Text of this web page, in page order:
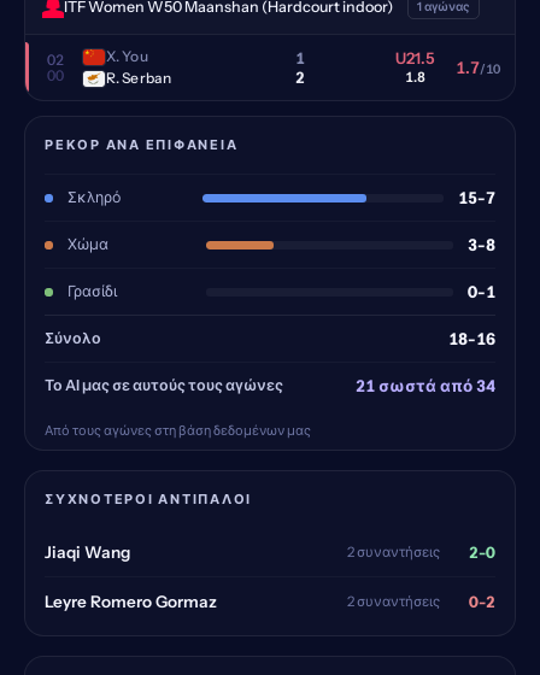
ITF Women W50 Maanshan (Hardcourt indoor) 1 αγώνας
02
00
X. You
R. Serban
1
2
U21.5
1.8 1.7/10
ΡΕΚΌΡ ΑΝΆ ΕΠΙΦΆΝΕΙΑ
Σκληρό 15-7
Χώμα 3-8
Γρασίδι 0-1
Σύνολο 18-16
Το AI μας σε αυτούς τους αγώνες 21 σωστά από 34
Από τους αγώνες στη βάση δεδομένων μας
ΣΥΧΝΌΤΕΡΟΙ ΑΝΤΊΠΑΛΟΙ
Jiaqi Wang 2 συναντήσεις 2-0
Leyre Romero Gormaz 2 συναντήσεις 0-2